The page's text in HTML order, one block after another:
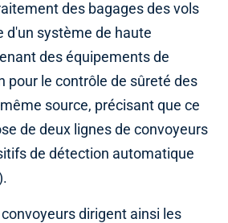
des bagages des vols
d'un système de haute
des équipements de
pour le contrôle de sûreté des
source, précisant que ce
de deux lignes de convoyeurs
de détection automatique
dirigent ainsi les